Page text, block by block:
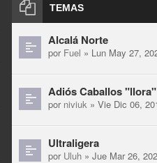
TEMAS
Alcalá Norte
por Fuel » Lun May 27,
Adiós Caballos
por niviuk » Vie Dic 06,
Ultraligera
por Uluh » Jue Mar 26,